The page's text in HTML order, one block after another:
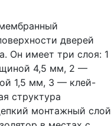
дверей
Он имеет три слоя: 1
4,5 мм, 2 —
1,5 мм, 3 — клей-
структура
монтажный слой